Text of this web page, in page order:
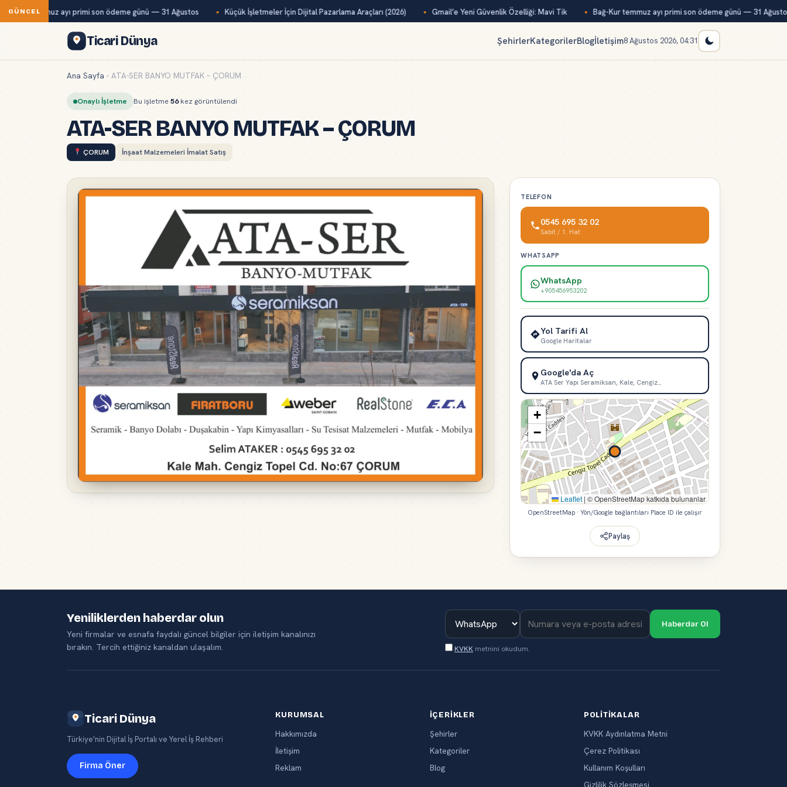
GÜNCEL
Kur temmuz ayı primi son ödeme günü — 31 Ağustos Küçük İşletmeler İçin Dijital Pazarlama Araçları (2026) Gmail’e Yeni Güvenlik Özelliği: Mavi Tik Bağ-Kur temmuz ayı primi son ödeme günü — 31 Ağustos
Ticari Dünya ŞehirlerKategorilerBlogİletişim8 Ağustos 2026, 04:31
Ana Sayfa - ATA-SER BANYO MUTFAK – ÇORUM
Onaylı İşletme Bu işletme56kez görüntülendi
ATA-SER BANYO MUTFAK – ÇORUM
ÇORUM İnşaat Malzemeleri İmalat Satış
TELEFON
0545 695 32 02
Sabit / 1. Hat
WHATSAPP
WhatsApp
+905456953202
Yol Tarifi Al
Google Haritalar
Google'da Aç
ATA Ser Yapı Seramiksan, Kale, Cengiz…
+
−
Leaflet | © OpenStreetMap katkıda bulunanlar
OpenStreetMap · Yön/Google bağlantıları Place ID ile çalışır
Paylaş
Yeniliklerden haberdar olun
Yeni firmalar ve esnafa faydalı güncel bilgiler için iletişim kanalınızı
bırakın. Tercih ettiğiniz kanaldan ulaşalım.
Haberdar Ol
KVKK metnini okudum.
Ticari Dünya
Türkiye'nin Dijital İş Portalı ve Yerel İş Rehberi
Firma Öner
KURUMSAL
Hakkımızda
İletişim
Reklam
İÇERIKLER
Şehirler
Kategoriler
Blog
POLITIKALAR
KVKK Aydınlatma Metni
Çerez Politikası
Kullanım Koşulları
Gizlilik Sözleşmesi